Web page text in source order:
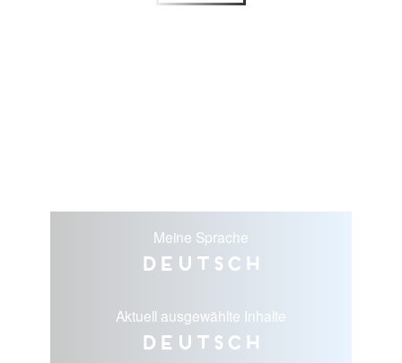
Meine Sprache
Deutsch
Aktuell ausgewählte Inhalte
Deutsch